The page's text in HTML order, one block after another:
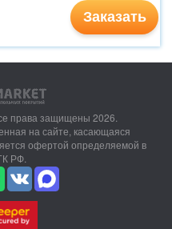
Заказать
права защищены 2026.
на сайте, касающаяся
офертой определяемой в
РФ.